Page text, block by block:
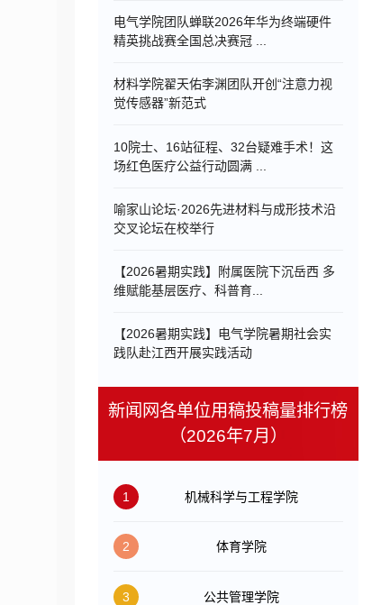
电气学院团队蝉联2026年华为终端硬件
精英挑战赛全国总决赛冠 ...
材料学院翟天佑李渊团队开创“注意力视
觉传感器”新范式
10院士、16站征程、32台疑难手术！这
场红色医疗公益行动圆满 ...
喻家山论坛·2026先进材料与成形技术沿
交叉论坛在校举行
【2026暑期实践】附属医院下沉岳西 多
维赋能基层医疗、科普育...
【2026暑期实践】电气学院暑期社会实
践队赴江西开展实践活动
新闻网各单位用稿投稿量排行榜
（2026年7月）
1 机械科学与工程学院
2 体育学院
3 公共管理学院